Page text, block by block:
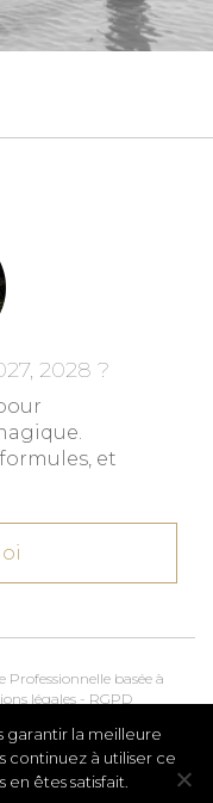
2028 ?
et
basée à
légales - RGPD
& Digital
garantir la meilleure
continuez à utiliser ce
en êtes satisfait.